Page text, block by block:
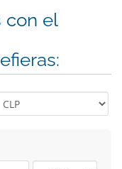
con el